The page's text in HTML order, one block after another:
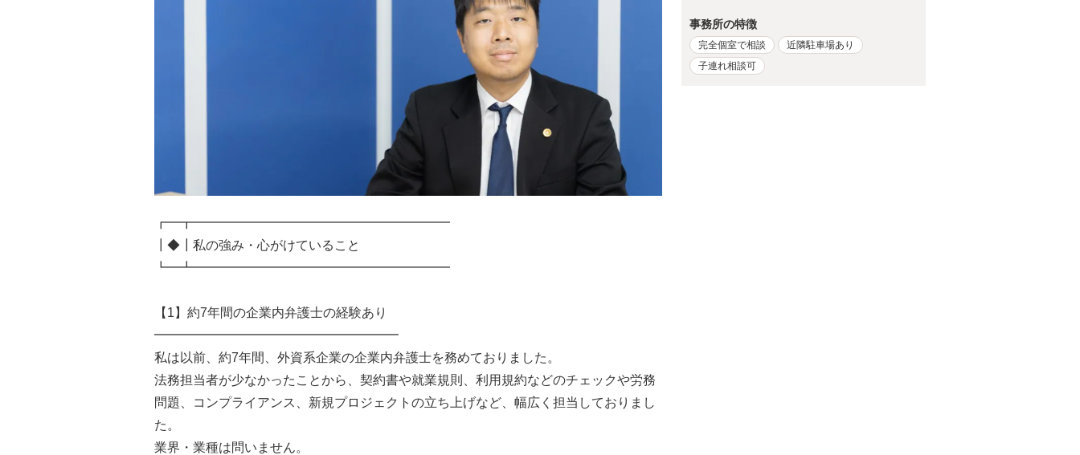
┏━┳━━━━━━━━━━━━━━━━━━━━
┃◆┃私の強み・心がけていること
┗━┻━━━━━━━━━━━━━━━━━━━━
【1】約7年間の企業内弁護士の経験あり
━━━━━━━━━━━━━━━━━━━
私は以前、約7年間、外資系企業の企業内弁護士を務めておりました。
法務担当者が少なかったことから、契約書や就業規則、利用規約などのチェックや労務
問題、コンプライアンス、新規プロジェクトの立ち上げなど、幅広く担当しておりまし
た。
業界・業種は問いません。
事務所の特徴
完全個室で相談
近隣駐車場あり
子連れ相談可